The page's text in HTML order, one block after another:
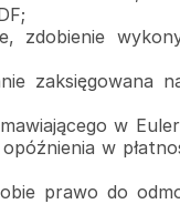
zdobienie
zaksięgowana
w
w
prawo do